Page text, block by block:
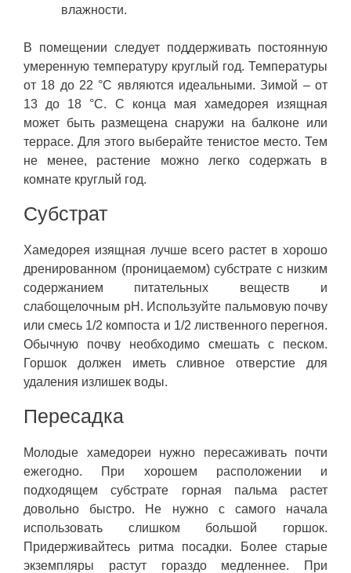
влажности.
В помещении следует поддерживать постоянную
умеренную температуру круглый год. Температуры
от 18 до 22 °C являются идеальными. Зимой – от
13 до 18 °C. С конца мая хамедорея изящная
может быть размещена снаружи на балконе или
террасе. Для этого выберайте тенистое место. Тем
не менее, растение можно легко содержать в
комнате круглый год.
Субстрат
Хамедорея изящная лучше всего растет в хорошо
дренированном (проницаемом) субстрате с низким
содержанием питательных веществ и
слабощелочным pH. Используйте пальмовую почву
или смесь 1/2 компоста и 1/2 лиственного перегноя.
Обычную почву необходимо смешать с песком.
Горшок должен иметь сливное отверстие для
удаления излишек воды.
Пересадка
Молодые хамедореи нужно пересаживать почти
ежегодно. При хорошем расположении и
подходящем субстрате горная пальма растет
довольно быстро. Не нужно с самого начала
использовать слишком большой горшок.
Придерживайтесь ритма посадки. Более старые
экземпляры растут гораздо медленнее. При